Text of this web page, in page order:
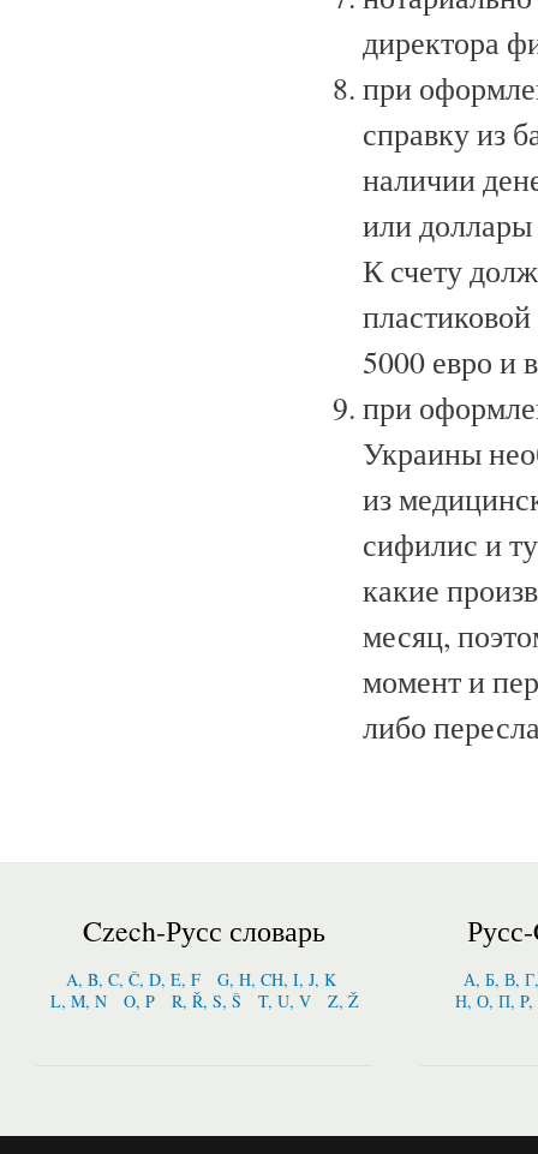
директора
при
справку из
наличии
или доллары
К счету
5000 евро и
при
Украины
из
сифилис и
какие
месяц,
момент и
либо
Czech-Русс словарь
A, B, C, Č, D, E, F
G, H, CH, I, J, K
L, M, N
O, P R, Ř, S, Š T, U, V Z, Ž
А, Б, В,
Н, О, П,